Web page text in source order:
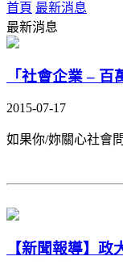
首頁 最新消息
最新消息
「社會企業 –
2015-07-17
如果你/妳關心社會
【新聞報導】